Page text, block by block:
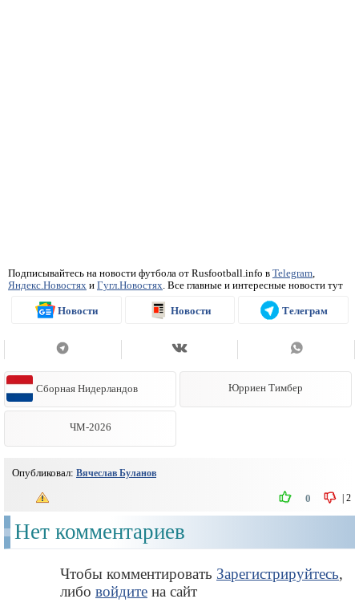
Подписывайтесь на новости футбола от Rusfootball.info в Telegram,
Яндекс.Новостях и Гугл.Новостях. Все главные и интересные новости тут
Новости Новости Телеграм
Сборная Нидерландов Юрриен Тимбер
ЧМ-2026
Опубликовал: Вячеслав Буланов
2
0
Нет комментариев
Чтобы комментировать Зарегистрируйтесь,
либо войдите на сайт